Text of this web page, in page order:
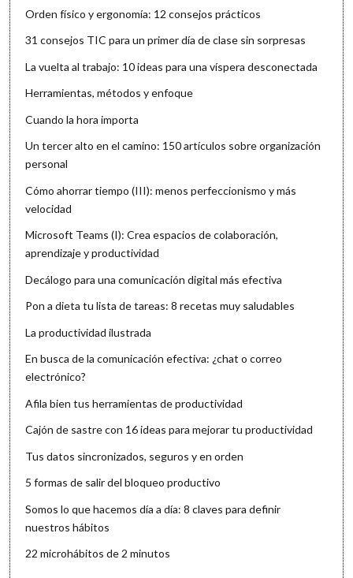
Orden físico y ergonomía: 12 consejos prácticos
31 consejos TIC para un primer día de clase sin sorpresas
La vuelta al trabajo: 10 ideas para una víspera desconectada
Herramientas, métodos y enfoque
Cuando la hora importa
Un tercer alto en el camino: 150 artículos sobre organización
personal
Cómo ahorrar tiempo (III): menos perfeccionismo y más
velocidad
Microsoft Teams (I): Crea espacios de colaboración,
aprendizaje y productividad
Decálogo para una comunicación digital más efectiva
Pon a dieta tu lista de tareas: 8 recetas muy saludables
La productividad ilustrada
En busca de la comunicación efectiva: ¿chat o correo
electrónico?
Afila bien tus herramientas de productividad
Cajón de sastre con 16 ideas para mejorar tu productividad
Tus datos sincronizados, seguros y en orden
5 formas de salir del bloqueo productivo
Somos lo que hacemos día a día: 8 claves para definir
nuestros hábitos
22 microhábitos de 2 minutos